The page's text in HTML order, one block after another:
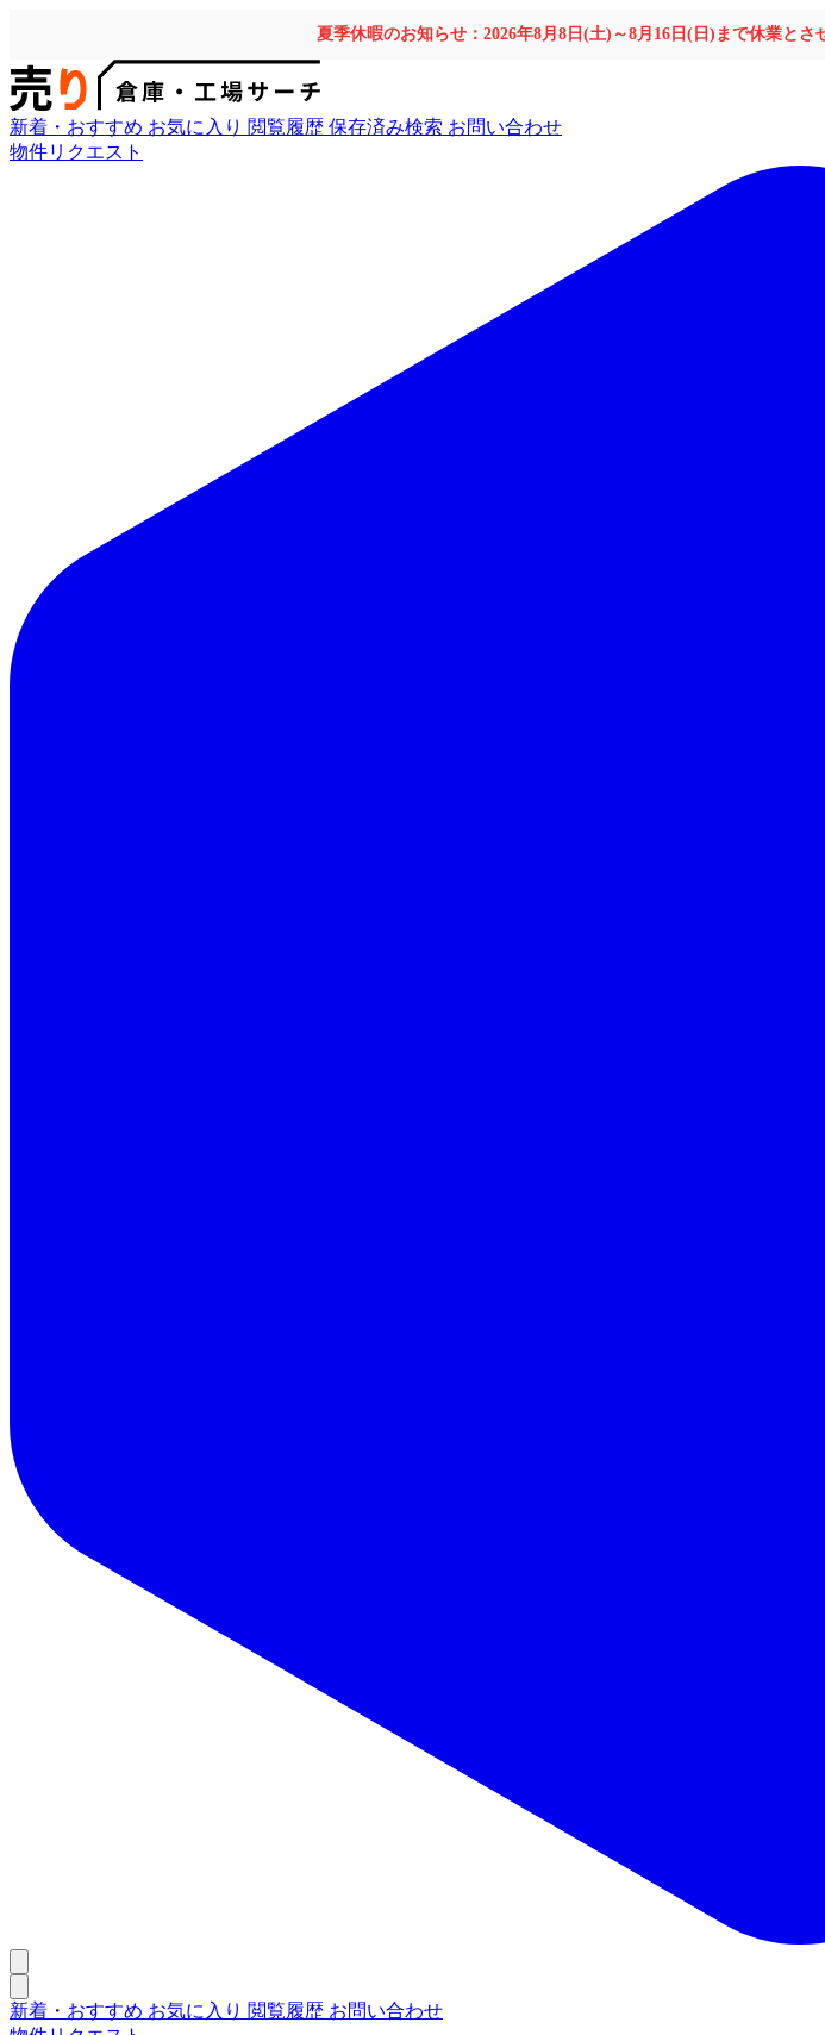
夏季休暇のお知らせ：2026年8月8日(土)～8月16日(日)まで休業と
新着・おすすめ お気に入り 閲覧履歴 保存済み検索 お問い合わせ
物件リクエスト
新着・おすすめ お気に入り 閲覧履歴 お問い合わせ